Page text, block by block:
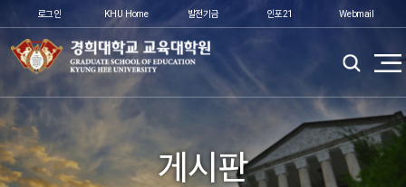
로그인 KHU Home 발전기금 인포21 Webmail
게시판